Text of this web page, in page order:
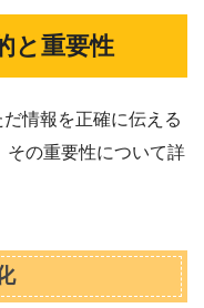
と重要性
情報を正確に伝える
その重要性について詳